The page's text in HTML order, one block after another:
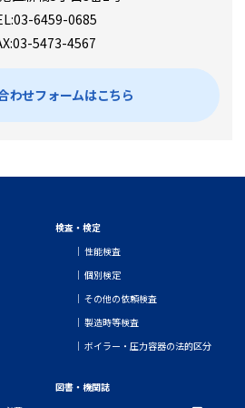
6459-0685
5473-4567
わせフォームはこちら
検査・検定
性能検査
個別検定
その他の依頼検査
製造時等検査
ボイラー・圧力容器の法的区分
図書・機関誌